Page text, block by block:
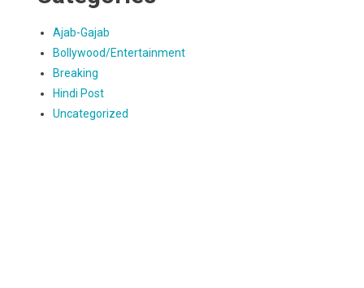
Ajab-Gajab
Bollywood/Entertainment
Breaking
Hindi Post
Uncategorized